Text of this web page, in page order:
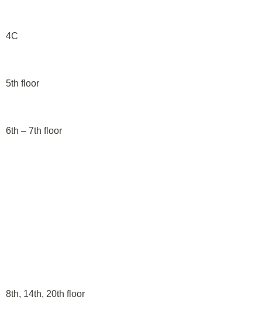
4C
5th floor
6th – 7th floor
8th, 14th, 20th floor